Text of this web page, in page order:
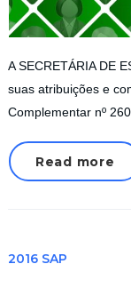
A SECRETÁRIA DE
suas atribuições e
Complementar nº
Read more
2016 SAP